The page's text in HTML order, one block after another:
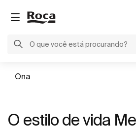
Ona
O estilo de vida